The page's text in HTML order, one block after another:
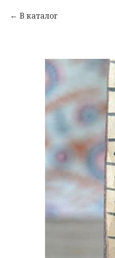
В каталог